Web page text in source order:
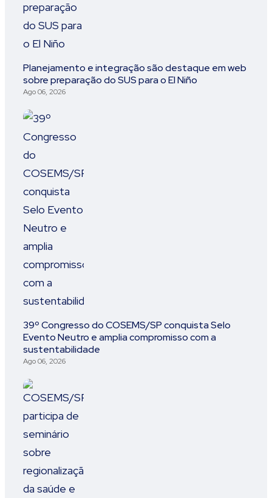
Planejamento e integração são destaque em web
sobre preparação do SUS para o El Niño
Ago 06, 2026
39º Congresso do COSEMS/SP conquista Selo
Evento Neutro e amplia compromisso com a
sustentabilidade
Ago 06, 2026